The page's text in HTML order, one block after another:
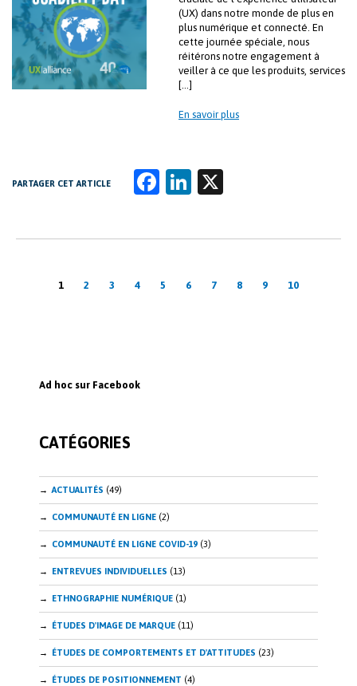
(UX) dans notre monde de plus en
plus numérique et connecté. En
cette journée spéciale, nous
réitérons notre engagement à
veiller à ce que les produits, services
[…]
En savoir plus
PARTAGER CET ARTICLE
Fa
b
o
Li
k
dI
Pagination
1 2 3 4 5 6 7 8 9 10
Ad hoc sur Facebook
CATÉGORIES
ACTUALITÉS (49)
COMMUNAUTÉ EN LIGNE (2)
COMMUNAUTÉ EN LIGNE COVID-19 (3)
ENTREVUES INDIVIDUELLES (13)
ETHNOGRAPHIE NUMÉRIQUE (1)
ÉTUDES D'IMAGE DE MARQUE (11)
ÉTUDES DE COMPORTEMENTS ET D'ATTITUDES (23)
ÉTUDES DE POSITIONNEMENT (4)